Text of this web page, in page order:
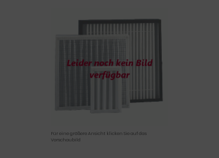
Für eine größere Ansicht klicken Sie auf das
Vorschaubild